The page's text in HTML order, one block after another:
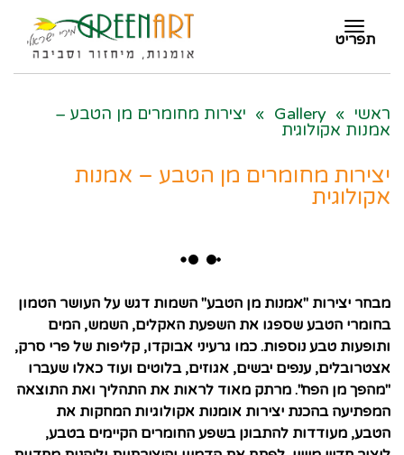
תפריט
תפריט
ראשי »
Gallery
» יצירות מחומרים מן הטבע –
אמנות אקולוגית
יצירות מחומרים מן הטבע – אמנות
אקולוגית
מבחר יצירות "אמנות מן הטבע" השמות דגש על העושר הטמון
בחומרי הטבע שספגו את השפעת האקלים, השמש, המים
ותופעות טבע נוספות. כמו גרעיני אבוקדו, קליפות של פרי סרק,
אצטרובלים, ענפים יבשים, אגוזים, בלוטים ועוד כאלו שעברו
"מהפך מן הפח". מרתק מאוד לראות את התהליך ואת התוצאה
המפתיעה בהכנת יצירות אומנות אקולוגיות המחקות את
הטבע, מעודדות להתבונן בשפע החומרים הקיימים בטבע,